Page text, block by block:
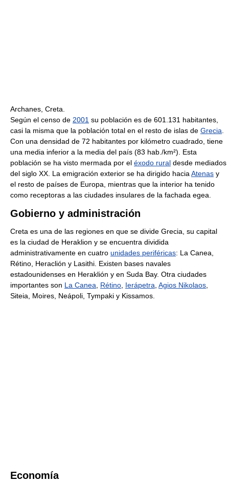
Archanes, Creta.
Según el censo de 2001 su población es de 601.131 habitantes,
casi la misma que la población total en el resto de islas de Grecia.
Con una densidad de 72 habitantes por kilómetro cuadrado, tiene
una media inferior a la media del país (83 hab./km²). Esta
población se ha visto mermada por el éxodo rural desde mediados
del siglo XX. La emigración exterior se ha dirigido haciaAtenas y
el resto de países de Europa, mientras que la interior ha tenido
como receptoras a las ciudades insulares de la fachada egea.
Gobierno y administración
Creta es una de las regiones en que se divide Grecia, su capital
es la ciudad de Heraklion y se encuentra dividida
administrativamente en cuatro unidades periféricas: La Canea,
Rétino, Heraclión y Lasithi. Existen bases navales
estadounidenses en Heraklión y en Suda Bay. Otra ciudades
importantes son La Canea, Rétino, Ierápetra, Agios Nikolaos,
Siteia, Moires, Neápoli, Tympaki y Kissamos.
Economía